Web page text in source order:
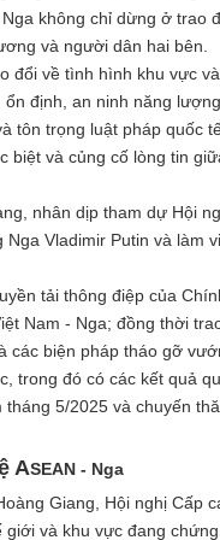
không chỉ dừng ở trao
và người dân hai bên.
đổi về tình hình khu vực
định, an ninh năng
tôn trọng luật pháp quốc
biệt và củng cố lòng tin
nhân dịp tham dự Hội
Vladimir Putin và làm
tải thông điệp của
Nam - Nga; đồng thời
các biện pháp tháo gỡ
trong đó có các kết quả
5/2025 và chuyến
ASEAN - Nga
Giang, Hội nghị Cấp
và khu vực đang